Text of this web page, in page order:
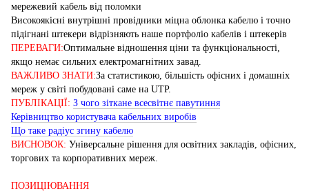
мережевий кабель від поломки
Високоякісні внутрішні провідники міцна облонка кабелю і точно
підігнані штекери відрізняють наше портфоліо кабелів і штекерів
ПЕРЕВАГИ:Оптимальне відношення ціни та функціональності,
якщо немає сильних електромагнітних завад.
ВАЖЛИВО ЗНАТИ:За статистикою, більшість офісних і домашніх
мереж у світі побудовані саме на UTP.
ПУБЛІКАЦІЇ: З чого зіткане всесвітнє павутиння
Керівництво користувача кабельних виробів
Що таке радіус згину кабелю
ВИСНОВОК: Універсальне рішення для освітних закладів, офісних,
торгових та корпоративних мереж.
ПОЗИЦІЮВАННЯ